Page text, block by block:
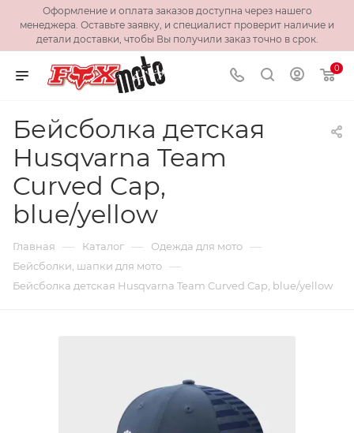
Оформление и оплата заказов доступна через нашего
менеджера. Оставьте заявку, и специалист проверит наличие и
детали доставки, чтобы Вы получили заказ точно в срок.
0
Бейсболка детская
Husqvarna Team
Curved Cap,
blue/yellow
Главная — Каталог — Одежда для мото —
Бейсболки, шапки для мото —
Бейсболка детская Husqvarna Team Curved Cap, blue/yellow